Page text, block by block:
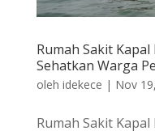
Rumah Sakit Kapal
Sehatkan Warga
oleh idekece | Nov
Rumah Sakit